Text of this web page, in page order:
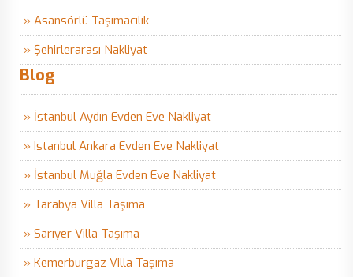
» Asansörlü Taşımacılık
» Şehirlerarası Nakliyat
Blog
» İstanbul Aydın Evden Eve Nakliyat
» Istanbul Ankara Evden Eve Nakliyat
» İstanbul Muğla Evden Eve Nakliyat
» Tarabya Villa Taşıma
» Sarıyer Villa Taşıma
» Kemerburgaz Villa Taşıma